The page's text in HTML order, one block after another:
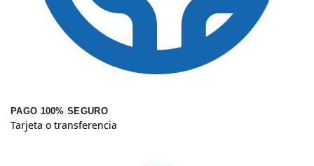
PAGO 100% SEGURO
Tarjeta o transferencia